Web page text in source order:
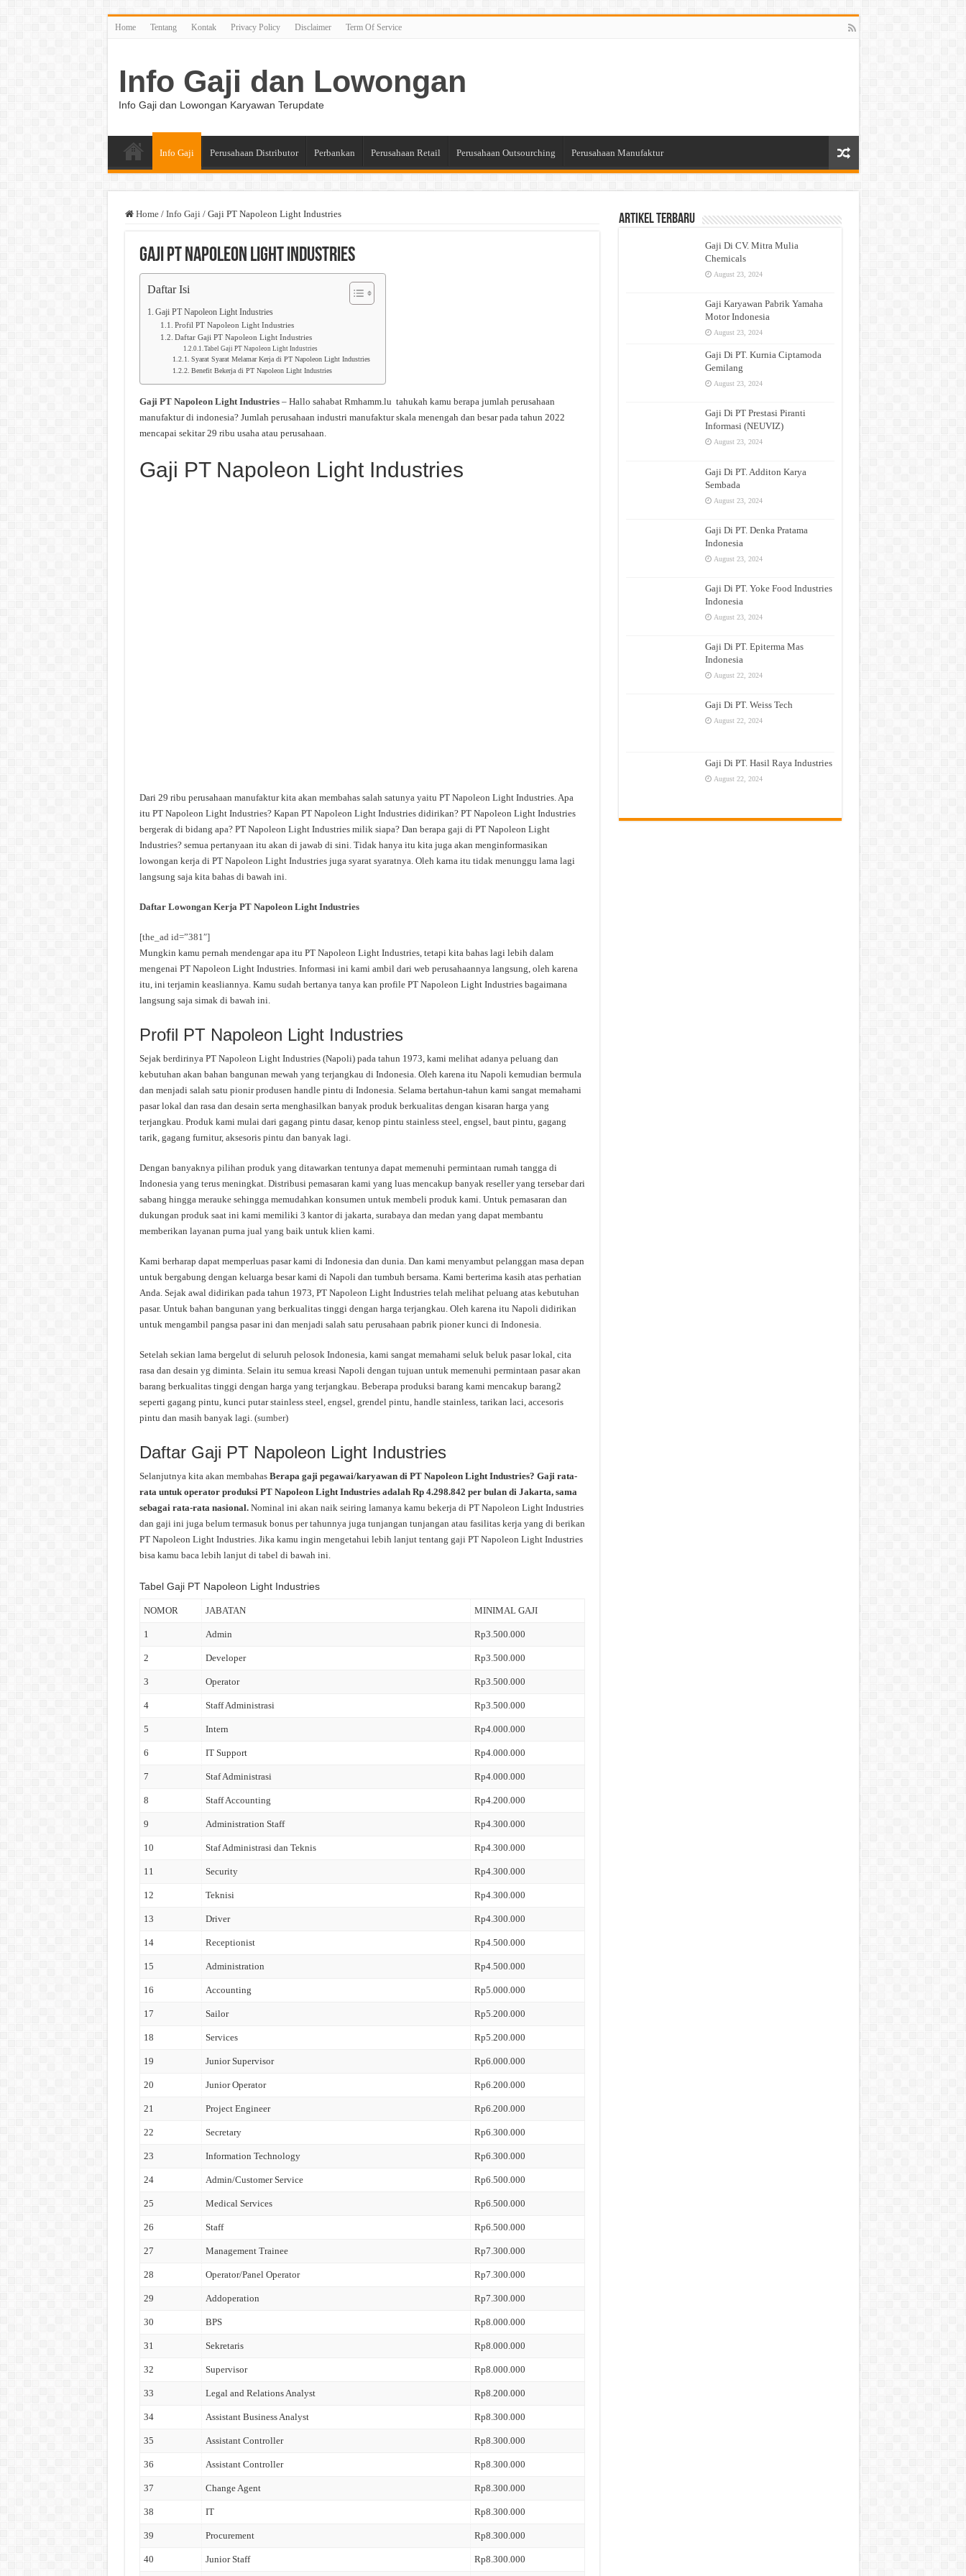
Home Tentang Kontak Privacy Policy Disclaimer Term Of Service
Info Gaji dan Lowongan
Info Gaji dan Lowongan Karyawan Terupdate
Info Gaji Perusahaan Distributor Perbankan Perusahaan Retail Perusahaan Outsourching Perusahaan Manufaktur
Home / Info Gaji / Gaji PT Napoleon Light Industries
Gaji PT Napoleon Light Industries
Daftar Isi
Gaji PT Napoleon Light Industries
Profil PT Napoleon Light Industries
Daftar Gaji PT Napoleon Light Industries
Tabel Gaji PT Napoleon Light Industries
Syarat Syarat Melamar Kerja di PT Napoleon Light Industries
Benefit Bekerja di PT Napoleon Light Industries
Gaji PT Napoleon Light Industries – Hallo sahabat Rmhamm.lu tahukah kamu berapa jumlah perusahaan
manufaktur di indonesia? Jumlah perusahaan industri manufaktur skala menengah dan besar pada tahun 2022
mencapai sekitar 29 ribu usaha atau perusahaan.
Gaji PT Napoleon Light Industries
Dari 29 ribu perusahaan manufaktur kita akan membahas salah satunya yaitu PT Napoleon Light Industries. Apa
itu PT Napoleon Light Industries? Kapan PT Napoleon Light Industries didirikan? PT Napoleon Light Industries
bergerak di bidang apa? PT Napoleon Light Industries milik siapa? Dan berapa gaji di PT Napoleon Light
Industries? semua pertanyaan itu akan di jawab di sini. Tidak hanya itu kita juga akan menginformasikan
lowongan kerja di PT Napoleon Light Industries juga syarat syaratnya. Oleh karna itu tidak menunggu lama lagi
langsung saja kita bahas di bawah ini.
Daftar Lowongan Kerja PT Napoleon Light Industries
[the_ad id=”381″]
Mungkin kamu pernah mendengar apa itu PT Napoleon Light Industries, tetapi kita bahas lagi lebih dalam
mengenai PT Napoleon Light Industries. Informasi ini kami ambil dari web perusahaannya langsung, oleh karena
itu, ini terjamin keasliannya. Kamu sudah bertanya tanya kan profile PT Napoleon Light Industries bagaimana
langsung saja simak di bawah ini.
Profil PT Napoleon Light Industries
Sejak berdirinya PT Napoleon Light Industries (Napoli) pada tahun 1973, kami melihat adanya peluang dan
kebutuhan akan bahan bangunan mewah yang terjangkau di Indonesia. Oleh karena itu Napoli kemudian bermula
dan menjadi salah satu pionir produsen handle pintu di Indonesia. Selama bertahun-tahun kami sangat memahami
pasar lokal dan rasa dan desain serta menghasilkan banyak produk berkualitas dengan kisaran harga yang
terjangkau. Produk kami mulai dari gagang pintu dasar, kenop pintu stainless steel, engsel, baut pintu, gagang
tarik, gagang furnitur, aksesoris pintu dan banyak lagi.
Dengan banyaknya pilihan produk yang ditawarkan tentunya dapat memenuhi permintaan rumah tangga di
Indonesia yang terus meningkat. Distribusi pemasaran kami yang luas mencakup banyak reseller yang tersebar dari
sabang hingga merauke sehingga memudahkan konsumen untuk membeli produk kami. Untuk pemasaran dan
dukungan produk saat ini kami memiliki 3 kantor di jakarta, surabaya dan medan yang dapat membantu
memberikan layanan purna jual yang baik untuk klien kami.
Kami berharap dapat memperluas pasar kami di Indonesia dan dunia. Dan kami menyambut pelanggan masa depan
untuk bergabung dengan keluarga besar kami di Napoli dan tumbuh bersama. Kami berterima kasih atas perhatian
Anda. Sejak awal didirikan pada tahun 1973, PT Napoleon Light Industries telah melihat peluang atas kebutuhan
pasar. Untuk bahan bangunan yang berkualitas tinggi dengan harga terjangkau. Oleh karena itu Napoli didirikan
untuk mengambil pangsa pasar ini dan menjadi salah satu perusahaan pabrik pioner kunci di Indonesia.
Setelah sekian lama bergelut di seluruh pelosok Indonesia, kami sangat memahami seluk beluk pasar lokal, cita
rasa dan desain yg diminta. Selain itu semua kreasi Napoli dengan tujuan untuk memenuhi permintaan pasar akan
barang berkualitas tinggi dengan harga yang terjangkau. Beberapa produksi barang kami mencakup barang2
seperti gagang pintu, kunci putar stainless steel, engsel, grendel pintu, handle stainless, tarikan laci, accesoris
pintu dan masih banyak lagi. (sumber)
Daftar Gaji PT Napoleon Light Industries
Selanjutnya kita akan membahas Berapa gaji pegawai/karyawan di PT Napoleon Light Industries? Gaji rata-
rata untuk operator produksi PT Napoleon Light Industries adalah Rp 4.298.842 per bulan di Jakarta, sama
sebagai rata-rata nasional. Nominal ini akan naik seiring lamanya kamu bekerja di PT Napoleon Light Industries
dan gaji ini juga belum termasuk bonus per tahunnya juga tunjangan tunjangan atau fasilitas kerja yang di berikan
PT Napoleon Light Industries. Jika kamu ingin mengetahui lebih lanjut tentang gaji PT Napoleon Light Industries
bisa kamu baca lebih lanjut di tabel di bawah ini.
Tabel Gaji PT Napoleon Light Industries
NOMOR JABATAN MINIMAL GAJI
1 Admin Rp3.500.000
2 Developer Rp3.500.000
3 Operator Rp3.500.000
4 Staff Administrasi Rp3.500.000
5 Intern Rp4.000.000
6 IT Support Rp4.000.000
7 Staf Administrasi Rp4.000.000
8 Staff Accounting Rp4.200.000
9 Administration Staff Rp4.300.000
10 Staf Administrasi dan Teknis Rp4.300.000
11 Security Rp4.300.000
12 Teknisi Rp4.300.000
13 Driver Rp4.300.000
14 Receptionist Rp4.500.000
15 Administration Rp4.500.000
16 Accounting Rp5.000.000
17 Sailor Rp5.200.000
18 Services Rp5.200.000
19 Junior Supervisor Rp6.000.000
20 Junior Operator Rp6.200.000
21 Project Engineer Rp6.200.000
22 Secretary Rp6.300.000
23 Information Technology Rp6.300.000
24 Admin/Customer Service Rp6.500.000
25 Medical Services Rp6.500.000
26 Staff Rp6.500.000
27 Management Trainee Rp7.300.000
28 Operator/Panel Operator Rp7.300.000
29 Addoperation Rp7.300.000
30 BPS Rp8.000.000
31 Sekretaris Rp8.000.000
32 Supervisor Rp8.000.000
33 Legal and Relations Analyst Rp8.200.000
34 Assistant Business Analyst Rp8.300.000
35 Assistant Controller Rp8.300.000
36 Assistant Controller Rp8.300.000
37 Change Agent Rp8.300.000
38 IT Rp8.300.000
39 Procurement Rp8.300.000
40 Junior Staff Rp8.300.000
Artikel Terbaru
Gaji Di CV. Mitra Mulia
Chemicals
August 23, 2024
Gaji Karyawan Pabrik Yamaha
Motor Indonesia
August 23, 2024
Gaji Di PT. Kurnia Ciptamoda
Gemilang
August 23, 2024
Gaji Di PT Prestasi Piranti
Informasi (NEUVIZ)
August 23, 2024
Gaji Di PT. Additon Karya
Sembada
August 23, 2024
Gaji Di PT. Denka Pratama
Indonesia
August 23, 2024
Gaji Di PT. Yoke Food Industries
Indonesia
August 23, 2024
Gaji Di PT. Epiterma Mas
Indonesia
August 22, 2024
Gaji Di PT. Weiss Tech
August 22, 2024
Gaji Di PT. Hasil Raya Industries
August 22, 2024